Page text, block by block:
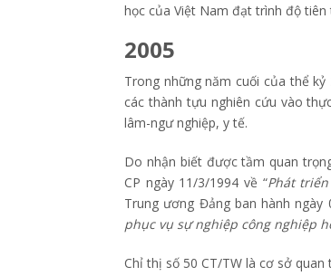
học của Việt Nam đạt trình độ
2005
Trong những năm cuối của thể
các thành tựu nghiên cứu vào
lâm-ngư nghiệp, y tế.
Do nhận biết được tầm quan
CP ngày 11/3/1994 về “Phát
Trung ương Đảng ban hành ngày
phục vụ sự nghiệp công nghiệp
Chỉ thị số 50 CT/TW là cơ sở